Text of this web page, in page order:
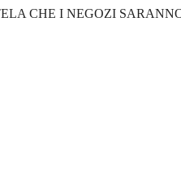
CHE I NEGOZI